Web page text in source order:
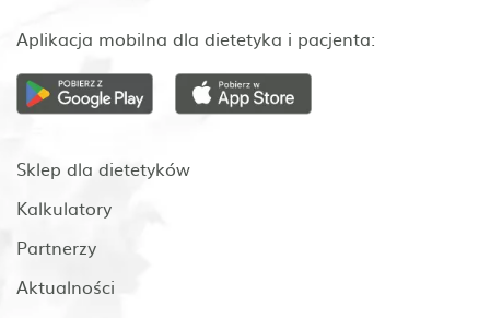
Aplikacja mobilna dla dietetyka i pacjenta:
Sklep dla dietetyków
Kalkulatory
Partnerzy
Aktualności